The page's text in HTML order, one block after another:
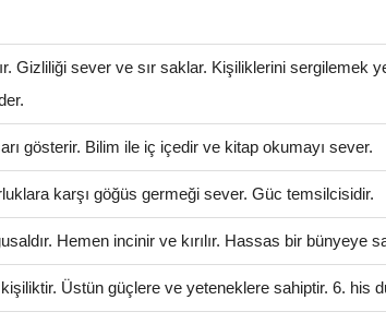
Gizliliği sever ve sır saklar. Kişiliklerini sergilemek
gösterir. Bilim ile iç içedir ve kitap okumayı sever.
karşı göğüs germeği sever. Güc temsilcisidir.
Hemen incinir ve kırılır. Hassas bir bünyeye
Üstün güçlere ve yeteneklere sahiptir. 6. his